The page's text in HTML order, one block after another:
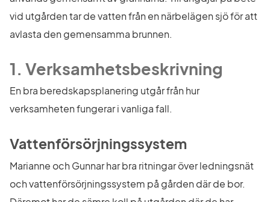
vid utgården tar de vatten från en närbelägen sjö för att
avlasta den gemensamma brunnen.
1. Verksamhetsbeskrivning
En bra beredskapsplanering utgår från hur
verksamheten fungerar i vanliga fall.
Vattenförsörjningssystem
Marianne och Gunnar har bra ritningar över ledningsnät
och vattenförsörjningssystem på gården där de bor.